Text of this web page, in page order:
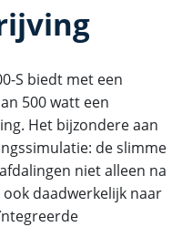
S biedt met een
500 watt een
Het bijzondere aan
de slimme
niet alleen na
daadwerkelijk naar